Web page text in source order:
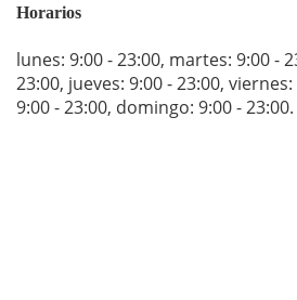
Horarios
lunes: 9:00 - 23:00, martes: 9:00 -
23:00, jueves: 9:00 - 23:00, viernes:
9:00 - 23:00, domingo: 9:00 - 23:00.